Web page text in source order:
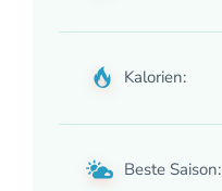
Kalorien:
Beste Saison: